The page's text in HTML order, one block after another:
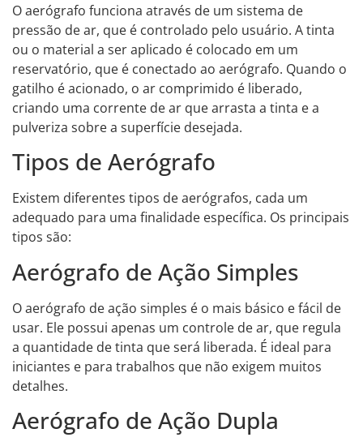
O aerógrafo funciona através de um sistema de
pressão de ar, que é controlado pelo usuário. A tinta
ou o material a ser aplicado é colocado em um
reservatório, que é conectado ao aerógrafo. Quando o
gatilho é acionado, o ar comprimido é liberado,
criando uma corrente de ar que arrasta a tinta e a
pulveriza sobre a superfície desejada.
Tipos de Aerógrafo
Existem diferentes tipos de aerógrafos, cada um
adequado para uma finalidade específica. Os principais
tipos são:
Aerógrafo de Ação Simples
O aerógrafo de ação simples é o mais básico e fácil de
usar. Ele possui apenas um controle de ar, que regula
a quantidade de tinta que será liberada. É ideal para
iniciantes e para trabalhos que não exigem muitos
detalhes.
Aerógrafo de Ação Dupla